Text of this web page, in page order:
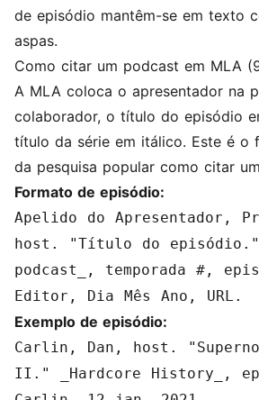
de episódio mantêm-se em texto
aspas.
Como citar um podcast em MLA
A MLA coloca o apresentador na
colaborador, o título do episódio
título da série em itálico. Este é o
da pesquisa popular como citar
Formato de episódio:
Apelido do Apresentador,
host. "Título do
podcast_, temporada #,
Editor, Dia Mês Ano, URL.
Exemplo de episódio:
Carlin, Dan, host.
II." _Hardcore History_,